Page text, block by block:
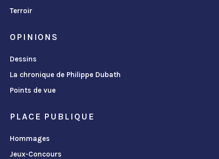
Terroir
OPINIONS
Dessins
La chronique de Philippe Dubath
Points de vue
PLACE PUBLIQUE
Hommages
Jeux-Concours